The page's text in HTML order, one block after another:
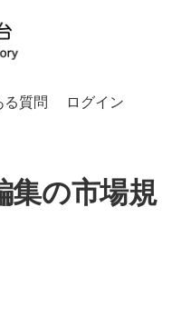
る質問
ログイン
集の市場規